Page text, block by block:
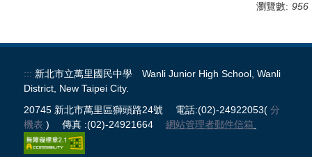
課程計畫
防疫期間輔導專區
瀏覽數: 956
::: 新北市立萬里國民中學 Wanli Junior High School, Wanli
District, New Taipei City.
20745 新北市萬里區獅頭路24號 電話:(02)-24922053( 分
機表 ) 傳真 :(02)-24921664 網站管理者郵件信箱